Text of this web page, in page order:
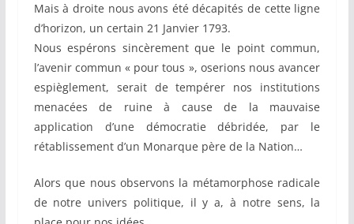
Mais à droite nous avons été décapités de cette ligne
d’horizon, un certain 21 Janvier 1793.
Nous espérons sincèrement que le point commun,
l’avenir commun « pour tous », oserions nous avancer
espièglement, serait de tempérer nos institutions
menacées de ruine à cause de la mauvaise
application d’une démocratie débridée, par le
rétablissement d’un Monarque père de la Nation…
Alors que nous observons la métamorphose radicale
de notre univers politique, il y a, à notre sens, la